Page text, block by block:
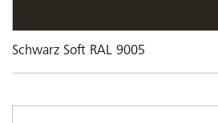
Schwarz Soft RAL 9005